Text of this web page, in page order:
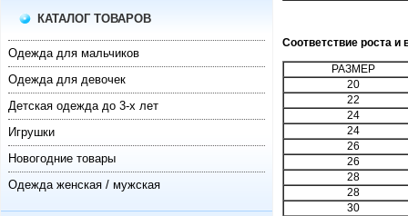
КАТАЛОГ ТОВАРОВ
Одежда для мальчиков
Одежда для девочек
Детская одежда до 3-х лет
Игрушки
Новогодние товары
Одежда женская / мужская
Соответствие роста и
РАЗМЕР
20
22
24
24
26
26
28
28
30